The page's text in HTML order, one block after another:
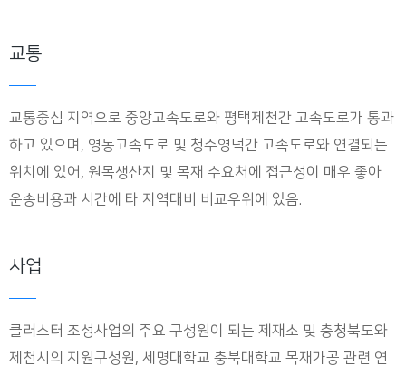
교통
교통중심 지역으로 중앙고속도로와 평택제천간 고속도로가 통과
하고 있으며, 영동고속도로 및 청주영덕간 고속도로와 연결되는
위치에 있어, 원목생산지 및 목재 수요처에 접근성이 매우 좋아
운송비용과 시간에 타 지역대비 비교우위에 있음.
사업
클러스터 조성사업의 주요 구성원이 되는 제재소 및 충청북도와
제천시의 지원구성원, 세명대학교 충북대학교 목재가공 관련 연